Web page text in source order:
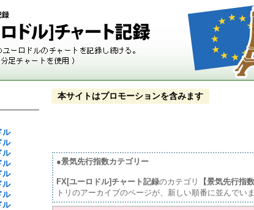
ル
ル
ル
ル
ル
ル
ル
ル
本サイトはプロモーションを含みます
●景気先行指数カテゴリー
FX[ユーロドル]チャート記録のカテゴリ 【景気先行指数
トリのアーカイブのページが、新しい順番に並んでいま